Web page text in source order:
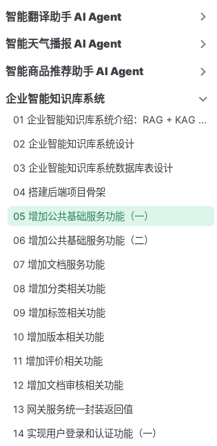
智能翻译助手 AI Agent
智能天气播报 AI Agent
智能商品推荐助手 AI Agent
企业智能知识库系统
01 企业智能知识库系统介绍：RAG + KAG + 知识图谱 + Spring Cloud 微服务实战项目
02 企业智能知识库系统设计
03 企业智能知识库系统数据库表设计
04 搭建后端项目骨架
05 增加公共基础服务功能（一）
06 增加公共基础服务功能（二）
07 增加文档服务功能
08 增加分类相关功能
09 增加标签相关功能
10 增加版本相关功能
11 增加评价相关功能
12 增加文档审核相关功能
13 网关服务统一封装返回值
14 实现用户登录和认证功能（一）